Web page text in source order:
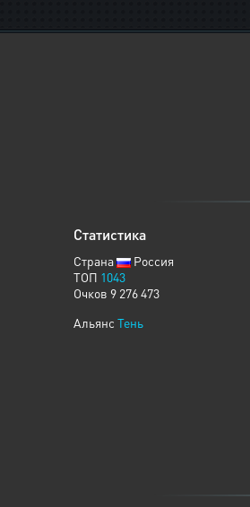
Статистика
Страна
Россия
ТОП 1043
Очков 9 276 473
Альянс Тень